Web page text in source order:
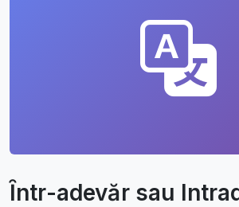
Ȋntr-adevăr sau